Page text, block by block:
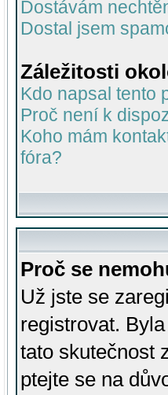
Dostávám
Dostal jsem
Záležitosti
Kdo napsal tento
Proč není k
Koho mám
fóra?
Proč se
Už jste se
registrovat.
tato skutečnost
ptejte se na